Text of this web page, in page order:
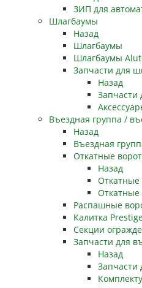
ЗИП для
Шлагбаумы
Назад
Шлагбаумы
Шлагбаумы
Запчасти для
Назад
Запчасти
Въездная группа /
Назад
Въездная
Откатные
Назад
Откатные
Откатные
Распашные
Калитка
Секции
Запчасти для
Назад
Запчасти